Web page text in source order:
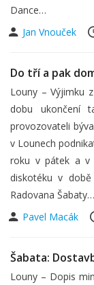
Dance…
Jan Vnouček
Do tří a pak
Louny – Výjimku
dobu ukončení
provozovateli
v Lounech
roku v pátek a v
diskotéku v
Radovana Šabaty…
Pavel Macák
Šabata:
Louny – Dopis